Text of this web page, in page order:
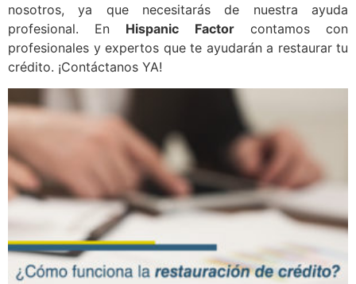
nosotros, ya que necesitarás de nuestra ayuda
profesional. En Hispanic Factorcontamos con
profesionales y expertos que te ayudarán a restaurar tu
crédito. ¡Contáctanos YA!